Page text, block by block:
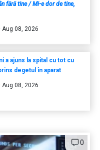
fără tine / Mi-e dor de tine,
Aug 08, 2026
a ajuns la spital cu tot cu
degetul în aparat
Aug 08, 2026
0